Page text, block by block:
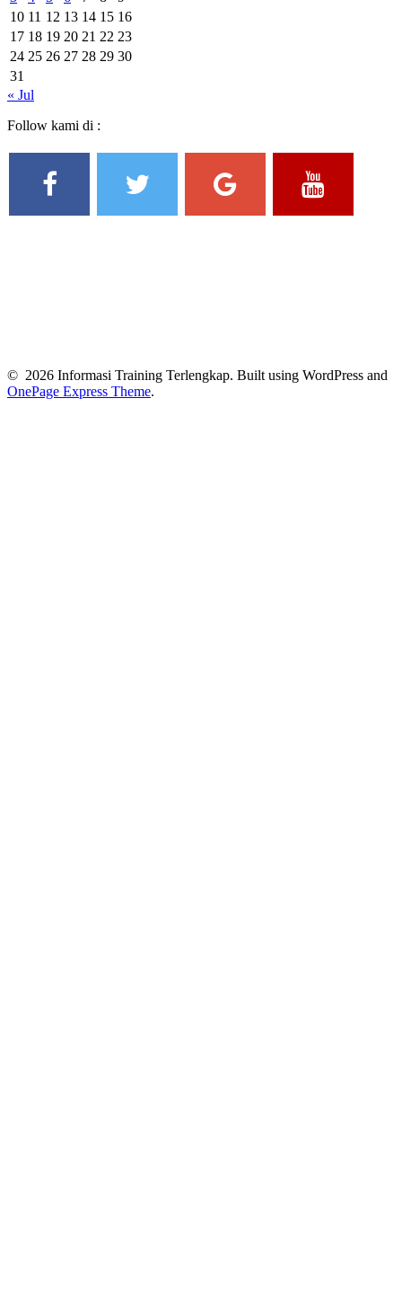
10 11 12 13 14 15 16
17 18 19 20 21 22 23
24 25 26 27 28 29 30
31
« Jul
Follow kami di :
© 2026 Informasi Training Terlengkap. Built using WordPress and
OnePage Express Theme.